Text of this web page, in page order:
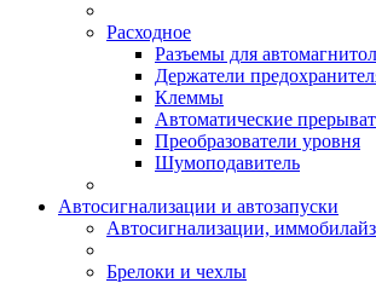
Расходное
Разъемы для автомагнитол
Держатели
Клеммы
Автоматические
Преобразователи уровня
Шумоподавитель
Автосигнализации и автозапуски
Автосигнализации,
Брелоки и чехлы